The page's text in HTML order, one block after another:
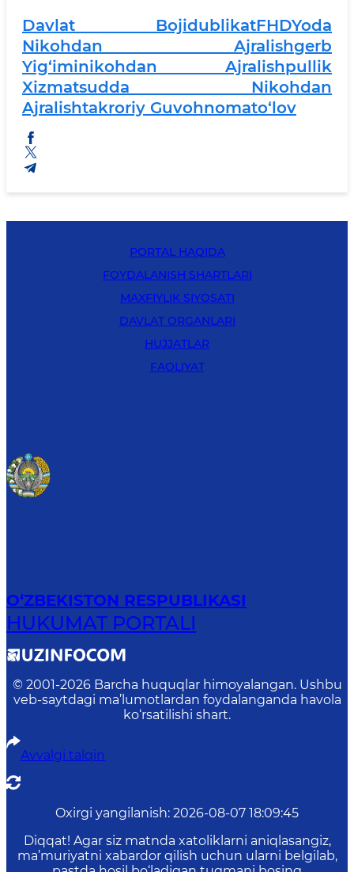
Davlat BojiDublikatFHDYoda
Nikohdan AjralishGerb
Yig‘imiNikohdan AjralishPullik
XizmatSudda Nikohdan
AjralishTakroriy GuvohnomaTo‘lov
PORTAL HAQIDA
FOYDALANISH SHARTLARI
MAXFIYLIK SIYOSATI
DAVLAT ORGANLARI
HUJJATLAR
FAOLIYAT
O‘ZBEKISTON RESPUBLIKASI
HUKUMAT PORTALI
© 2001-2026 Barcha huquqlar himoyalangan. Ushbu
veb-saytdagi ma’lumotlardan foydalanganda havola
ko‘rsatilishi shart.
Avvalgi talqin
Oxirgi yangilanish: 2026-08-07 18:09:45
Diqqat! Agar siz matnda xatoliklarni aniqlasangiz,
ma’muriyatni xabardor qilish uchun ularni belgilab,